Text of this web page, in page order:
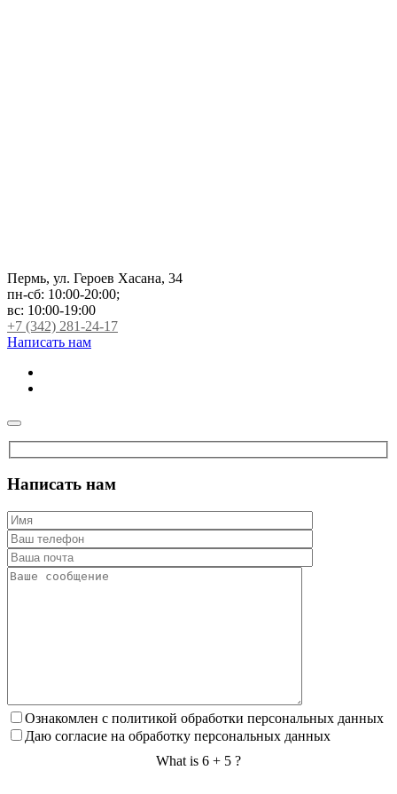
Пермь, ул. Героев Хасана, 34
пн-сб: 10:00-20:00;
вс: 10:00-19:00
+7 (342) 281-24-17
Написать нам
Написать нам
Ознакомлен с политикой обработки персональных данных
Даю согласие на обработку персональных данных
What is 6 + 5 ?